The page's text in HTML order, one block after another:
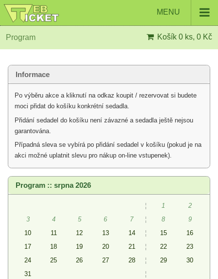
MENU
Program Košík 0 ks, 0 Kč
Informace
Po výběru akce a kliknutí na odkaz koupit / rezervovat si budete
moci přidat do košíku konkrétní sedadla.
Přidání sedadel do košíku není závazné a sedadla ještě nejsou
garantována.
Případná sleva se vybírá po přidání sedadel v košíku (pokud je na
akci možné uplatnit slevu pro nákup on-line vstupenek).
Program :: srpna 2026
¦ 1
2
3
4 5 6 7 ¦ 8
9
10
11 12 13 14 ¦ 15
16
17
18 19 20 21 ¦ 22
23
24
25 26 27 28 ¦ 29
30
31
¦